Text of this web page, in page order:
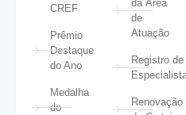
CREF
Prêmio
Destaque
do Ano
Medalha
do
da Área
de
Atuação
Registro de
Renovação